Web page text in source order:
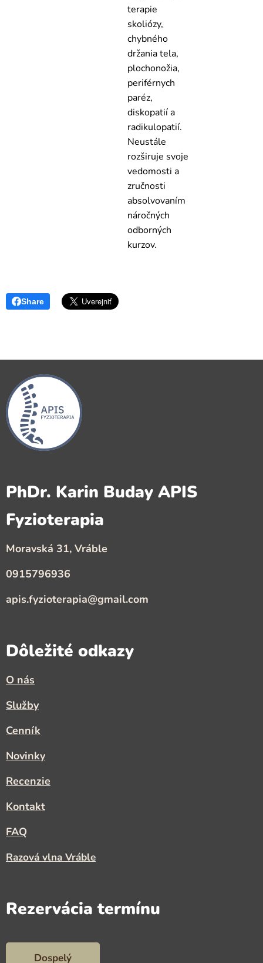
terapie
skoliózy,
chybného
držania tela,
plochonožia,
periférnych
paréz,
diskopatií a
radikulopatií.
Neustále
rozširuje svoje
vedomosti a
zručnosti
absolvovaním
náročných
odborných
kurzov.
Share
PhDr. Karin Buday APIS
Fyzioterapia
Moravská 31, Vráble
0915796936
apis.fyzioterapia@gmail.com
Dôležité odkazy
O nás
Služby
Cenník
Novinky
Recenzie
Kontakt
FAQ
Razová vlna Vráble
Rezervácia termínu
Dospelý